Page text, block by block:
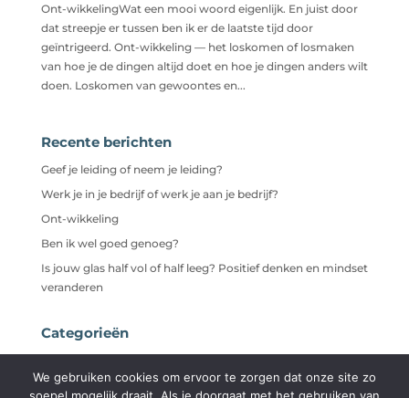
Ont-wikkelingWat een mooi woord eigenlijk. En juist door
dat streepje er tussen ben ik er de laatste tijd door
geïntrigeerd. Ont-wikkeling — het loskomen of losmaken
van hoe je de dingen altijd doet en hoe je dingen anders wilt
doen. Loskomen van gewoontes en...
Recente berichten
Geef je leiding of neem je leiding?
Werk je in je bedrijf of werk je aan je bedrijf?
Ont-wikkeling
Ben ik wel goed genoeg?
Is jouw glas half vol of half leeg? Positief denken en mindset
veranderen
Categorieën
We gebruiken cookies om ervoor te zorgen dat onze site zo